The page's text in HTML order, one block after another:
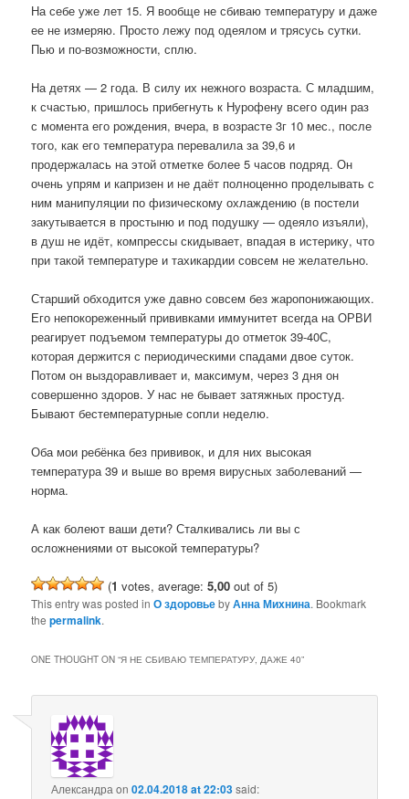
На себе уже лет 15. Я вообще не сбиваю температуру и даже
ее не измеряю. Просто лежу под одеялом и трясусь сутки.
Пью и по-возможности, сплю.
На детях — 2 года. В силу их нежного возраста. С младшим,
к счастью, пришлось прибегнуть к Нурофену всего один раз
с момента его рождения, вчера, в возрасте 3г 10 мес., после
того, как его температура перевалила за 39,6 и
продержалась на этой отметке более 5 часов подряд. Он
очень упрям и капризен и не даёт полноценно проделывать с
ним манипуляции по физическому охлаждению (в постели
закутывается в простыню и под подушку — одеяло изъяли),
в душ не идёт, компрессы скидывает, впадая в истерику, что
при такой температуре и тахикардии совсем не желательно.
Старший обходится уже давно совсем без жаропонижающих.
Его непокореженный прививками иммунитет всегда на ОРВИ
реагирует подъемом температуры до отметок 39-40С,
которая держится с периодическими спадами двое суток.
Потом он выздоравливает и, максимум, через 3 дня он
совершенно здоров. У нас не бывает затяжных простуд.
Бывают бестемпературные сопли неделю.
Оба мои ребёнка без прививок, и для них высокая
температура 39 и выше во время вирусных заболеваний —
норма.
А как болеют ваши дети? Сталкивались ли вы с
осложнениями от высокой температуры?
(1 votes, average:5,00 out of 5)
This entry was posted inО здоровьеbyАнна Михнина. Bookmark
thepermalink.
ONE THOUGHT ON “Я НЕ СБИВАЮ ТЕМПЕРАТУРУ, ДАЖЕ 40”
Александраon02.04.2018 at 22:03said: